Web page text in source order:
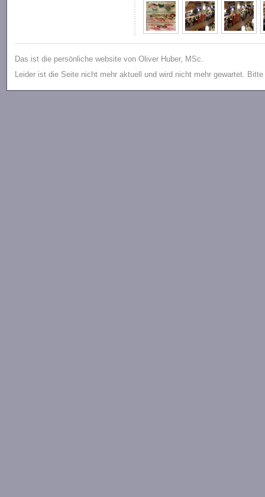
Das ist die persönliche website von Oliver Huber, MSc.
Leider ist die Seite nicht mehr aktuell und wird nicht mehr gewartet.